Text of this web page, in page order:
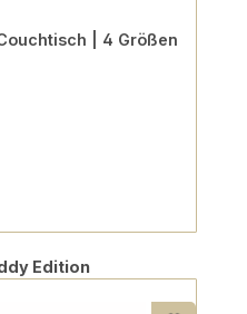
| 4 Größen
Edition